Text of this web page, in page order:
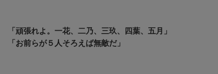
「頑張れよ。一花、二乃、三玖、四葉、五月」
「お前らが５人そろえば無敵だ」